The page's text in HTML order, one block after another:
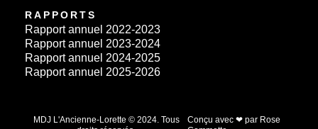
RAPPORTS
Rapport annuel 2022-2023
Rapport annuel 2023-2024
Rapport annuel 2024-2025
Rapport annuel 2025-2026
MDJ L'Ancienne-Lorette © 2024. Tous
Conçu avec ❤ par Rose